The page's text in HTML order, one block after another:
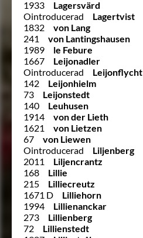
1933
Lagersvärd
Ointroducerad
Lagertvist
1832
von Lang
241
von Lantingshausen
1989
le Febure
1667
Leijonadler
Ointroducerad
Leijonflycht
142
Leijonhielm
73
Leijonstedt
140
Leuhusen
1914
von der Lieth
1621
von Lietzen
67
von Liewen
Ointroducerad
Liljenberg
2011
Liljencrantz
168
Lillie
215
Lilliecreutz
1671 D
Lilliehorn
1994
Lillienanckar
273
Lillienberg
72
Lillienstedt